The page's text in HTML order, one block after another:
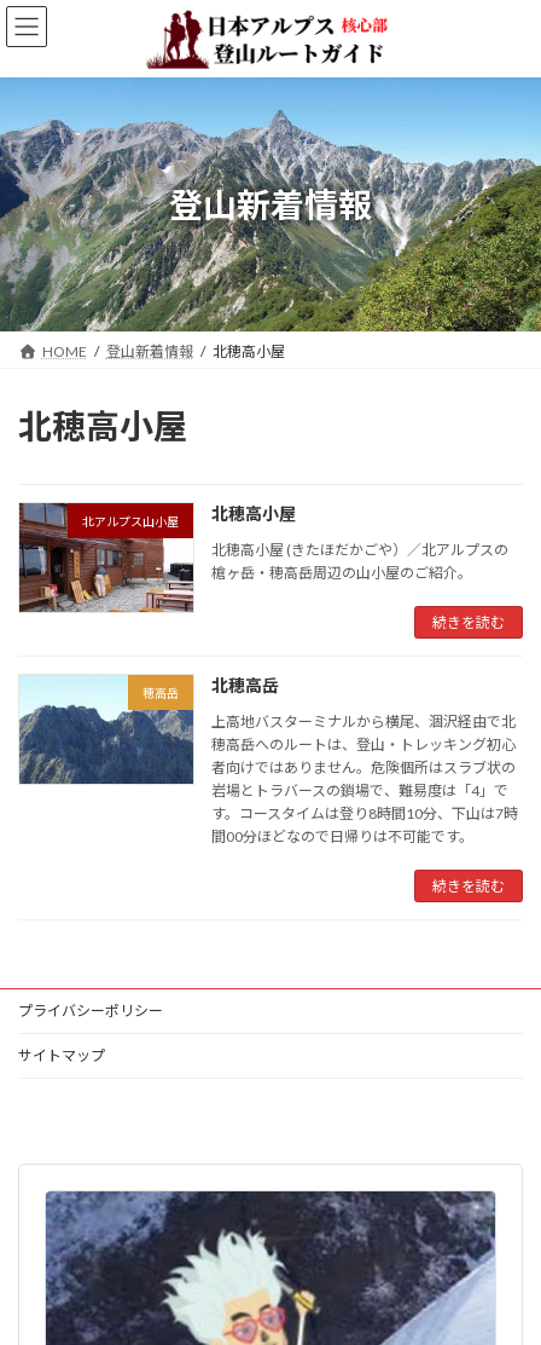
コ
ン
ン
へ
ス
キ
ッ
プ
ナ
ビ
ー
ョ
ン
に
移
動
登山新着情報
HOME 登山新着情報 北穂高小屋
北穂高小屋
北アルプス山小屋 北穂高小屋
北穂高小屋 (きたほだかごや）／北アルプスの
槍ヶ岳・穂高岳周辺の山小屋のご紹介。
続きを読む
穂高岳 北穂高岳
上高地バスターミナルから横尾、涸沢経由で北
穂高岳へのルートは、登山・トレッキング初心
者向けではありません。危険個所はスラブ状の
岩場とトラバースの鎖場で、難易度は「4」で
す。コースタイムは登り8時間10分、下山は7時
間00分ほどなので日帰りは不可能です。
続きを読む
プライバシーポリシー
サイトマップ